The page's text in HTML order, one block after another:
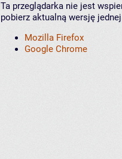
Ta przeglądarka nie jest
pobierz aktualną wersję
Mozilla Firefox
Google Chrome